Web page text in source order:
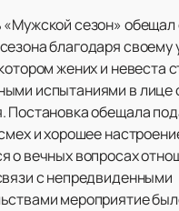
«Мужской сезон» обещал
благодаря своему
жених и невеста
испытаниями в лице
Постановка обещала
и хорошее
о вечных вопросах
с непредвиденными
мероприятие